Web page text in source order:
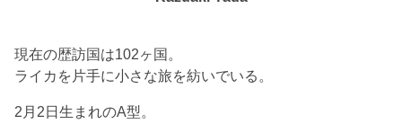
現在の歴訪国は102ヶ国。
ライカを片手に小さな旅を紡いでいる。
2月2日生まれのA型。